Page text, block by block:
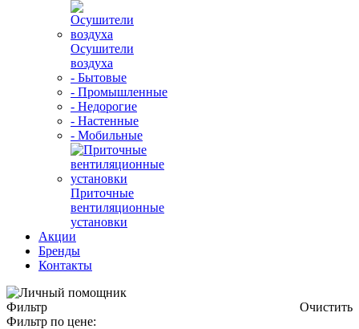
Осушители
воздуха
- Бытовые
- Промышленные
- Недорогие
- Настенные
- Мобильные
Приточные
вентиляционные
установки
Акции
Бренды
Контакты
Фильтр
Очистить
Фильтр по цене: